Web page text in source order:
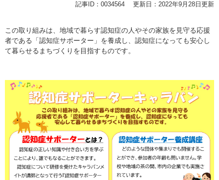
記事ID：0034564 更新日：2022年9月28日更新
この取り組みは、地域で暮らす認知症の人やその家族を見守る応援
者である「認知症サポーター」を養成し、認知症になっても安心し
て暮らせるまちづくりを目指すものです。